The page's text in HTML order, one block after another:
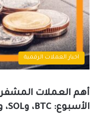
اخبار العملات الرقمية
أهم العملات
الأسبوع: BTC، وSOL، وRUNE